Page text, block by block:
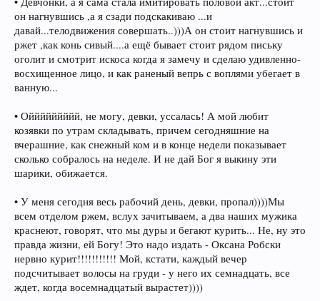
он нагнувшись ,а я сзади подскакиваю ...и
давай...телодвижения совершать..)))А он стоит нагнувшись и
ржет ,как конь сивый....а ещё бывает стоит рядом письку
оголит и смотрит искоса когда я замечу и сделаю удивленно-
восхищенное лицо, и как раненый вепрь с воплями убегает в
ванную...
• Оййййййййй, не могу, девки, уссалась! А мой любит
козявки по утрам складывать, причем сегодняшние на
вчерашние, как снежный ком и в конце недели показывает
сколько собралось на неделе. И не дай Бог я выкину эти
шарики, обижается.
• У меня сегодня весь рабочий день, девки, пропал))))Мы
всем отделом ржем, вслух зачитываем, а два наших мужика
краснеют, говорят, что мы дуры и бегают курить... Не, ну это
правда жизни, ей Богу! Это надо издать - Оксана Робски
нервно курит!!!!!!!!!!! Мой, кстати, каждый вечер
подсчитывает волосы на груди - у него их семнадцать, все
ждет, когда восемнадцатый вырастет))))